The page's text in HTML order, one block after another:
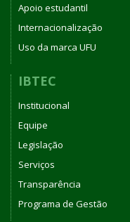
Apoio estudantil
Internacionalização
Uso da marca UFU
IBTEC
Institucional
Equipe
Legislação
Serviços
Transparência
Programa de Gestão